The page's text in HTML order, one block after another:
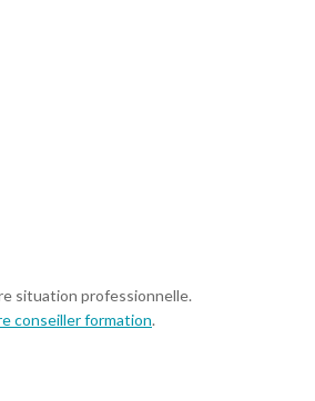
situation professionnelle.
conseiller formation.